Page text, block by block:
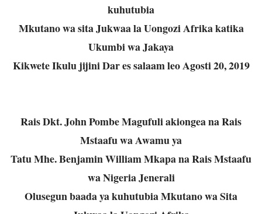
kuhutubia
Mkutano wa sita Jukwaa la Uongozi Afrika katika
Ukumbi wa Jakaya
Kikwete Ikulu jijini Dar es salaam leo Agosti 20, 2019
Rais Dkt. John Pombe Magufuli akiongea na Rais
Mstaafu wa Awamu ya
Tatu Mhe. Benjamin William Mkapa na Rais Mstaafu
wa Nigeria Jenerali
Olusegun baada ya kuhutubia Mkutano wa Sita